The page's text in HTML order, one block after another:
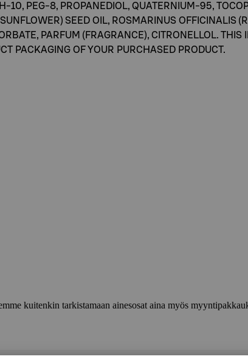
10, PEG-8, PROPANEDIOL, QUATERNIUM-95,
SEED OIL, ROSMARINUS OFFICINALIS
PARFUM (FRAGRANCE), CITRONELLOL.
PACKAGING OF YOUR PURCHASED PRODUCT.
kuitenkin tarkistamaan ainesosat aina myös